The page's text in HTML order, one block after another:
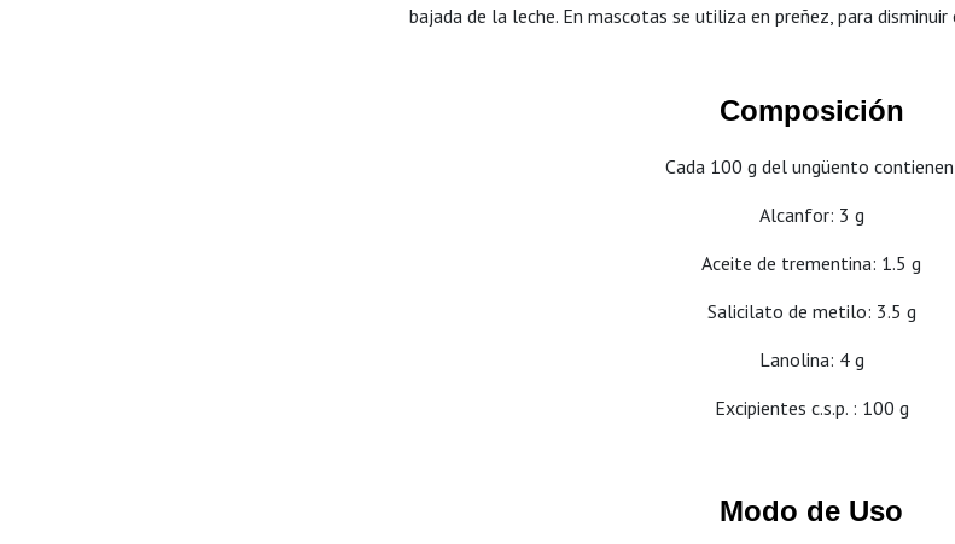
bajada de la leche. En mascotas se utiliza en preñez, para
Composición
Cada 100 g del ungüento
Alcanfor: 3 g
Aceite de trementina: 1.5 g
Salicilato de metilo: 3.5 g
Lanolina: 4 g
Excipientes c.s.p. : 100 g
Modo de Uso